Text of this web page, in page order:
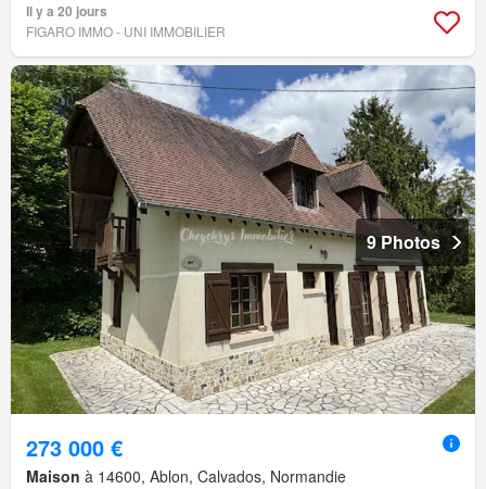
Il y a 20 jours
FIGARO IMMO - UNI IMMOBILIER
9 Photos
273 000 €
Maison à 14600, Ablon, Calvados, Normandie